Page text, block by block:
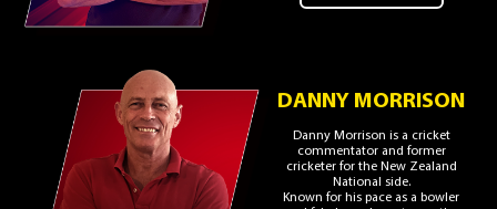
DANNY MORRISON
Danny Morrison is a cricket
commentator and former
cricketer for the New Zealand
National side.
Known for his pace as a bowler